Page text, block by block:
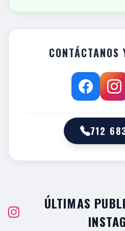
CONTÁCTANOS
712
ÚLTIMAS